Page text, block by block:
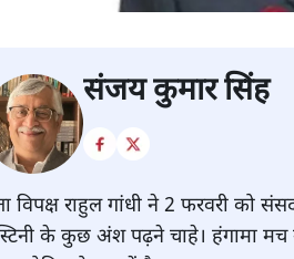
संजय कुमार सिंह
विपक्ष राहुल गांधी ने 2 फरवरी को
के कुछ अंश पढ़ने चाहे। हंगामा मच